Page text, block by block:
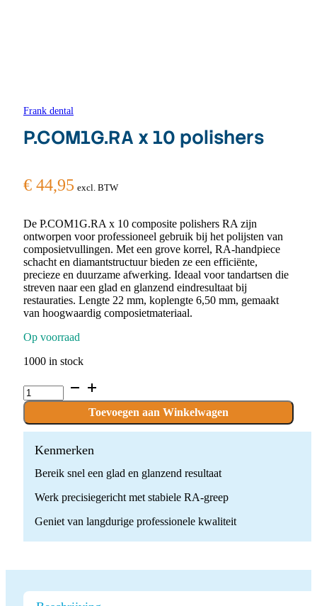
Frank dental
P.COM1G.RA x 10 polishers
€ 44,95 excl. BTW
De P.COM1G.RA x 10 composite polishers RA zijn
ontworpen voor professioneel gebruik bij het polijsten van
composietvullingen. Met een grove korrel, RA-handpiece
schacht en diamantstructuur bieden ze een efficiënte,
precieze en duurzame afwerking. Ideaal voor tandartsen die
streven naar een glad en glanzend eindresultaat bij
restauraties. Lengte 22 mm, koplengte 6,50 mm, gemaakt
van hoogwaardig composietmateriaal.
Op voorraad
1000 in stock
P.COM1G.RA
x
polishers
quantity
Toevoegen aan Winkelwagen
Kenmerken
Bereik snel een glad en glanzend resultaat
Werk precisiegericht met stabiele RA-greep
Geniet van langdurige professionele kwaliteit